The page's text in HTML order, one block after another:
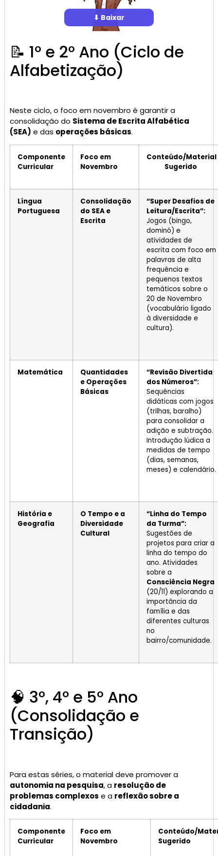
⬇ Baixar
📝 1º e 2º Ano (Ciclo de
Alfabetização)
Neste ciclo, o foco em novembro é garantir a
consolidação do Sistema de Escrita Alfabética
(SEA) e das operações básicas.
Componente
Curricular
Foco em
Novembro
Conteúdo/Material
Sugerido
Língua
Portuguesa
Consolidação
do SEA e
Escrita
“Super Desafios de
Leitura/Escrita”:
Jogos (bingo,
dominó) e
atividades de
escrita com foco em
palavras de alta
frequência e
pequenos textos
temáticos sobre o
20 de Novembro
(vocabulário ligado
à diversidade e
cultura).
Matemática
Quantidades
e Operações
Básicas
“Revisão Divertida
dos Números”:
Sequências
didáticas com jogos
(trilhas, baralho)
para consolidar a
adição e subtração.
Introdução lúdica a
medidas de tempo
(dias, semanas,
meses) e calendário.
História e
Geografia
O Tempo e a
Diversidade
Cultural
“Linha do Tempo
da Turma”:
Sugestões de
projetos para criar a
linha do tempo do
ano. Atividades
sobre a
Consciência Negra
(20/11) explorando a
importância da
família e das
diferentes culturas
no
bairro/comunidade.
🧠 3º, 4º e 5º Ano
(Consolidação e
Transição)
Para estas séries, o material deve promover a
autonomia na pesquisa, a resolução de
problemas complexos e a reflexão sobre a
cidadania.
Componente
Curricular
Foco em
Novembro
Conteúdo/
Sugerido